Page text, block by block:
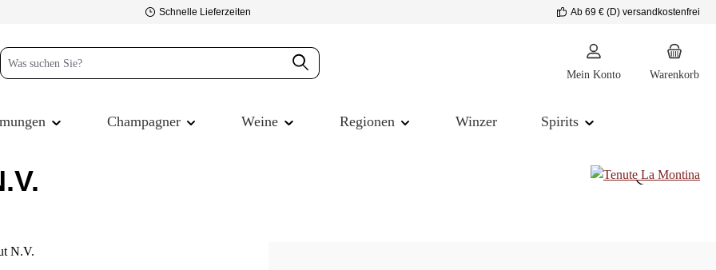
Schnelle Lieferzeiten Ab 69 € (D) versandkostenfrei
Mein Konto Warenkorb
Champagner Weine Regionen Winzer Spirits